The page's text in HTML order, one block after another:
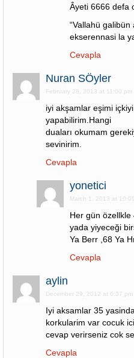
Âyeti 6666 defa
“Vallahü
ekserennasi la
Cevapla
Nuran SÖyler
February 28, 2013 at 11:00 pm
iyi akşamlar eşimi
yapabilirim.Hangi
duaları okumam
sevinirim.
Cevapla
yonetici
March 1, 2013 at
Her gün
yada yiyeceği
Ya Berr ,68 Ya
Cevapla
aylin
December 29, 2012 at 6:37 pm
Iyi aksamlar 35
korkularim var cocuk
cevap verirseniz cok
Cevapla